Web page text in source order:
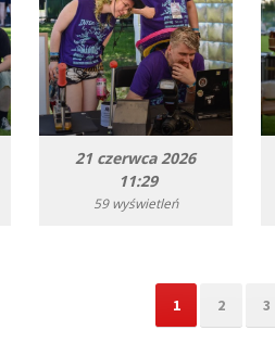
21 czerwca 2026
11:29
59 wyświetleń
1 2 3